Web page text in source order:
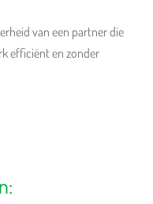
van een partner die
efficiënt en zonder